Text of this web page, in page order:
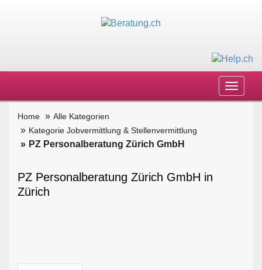
Toggle
Home
Alle Kategorien
Kategorie Jobvermittlung & Stellenvermittlung
PZ Personalberatung Zürich GmbH
PZ Personalberatung Zürich GmbH in
Zürich